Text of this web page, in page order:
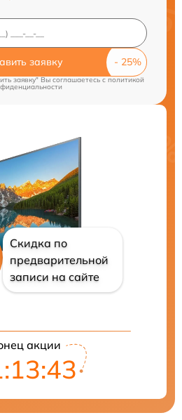
заявку
заявку" Вы соглашаетесь cполитикой
Скидка по
предварительной
записи на сайте
акции